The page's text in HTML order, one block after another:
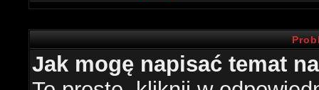
Jak mogę napisać temat